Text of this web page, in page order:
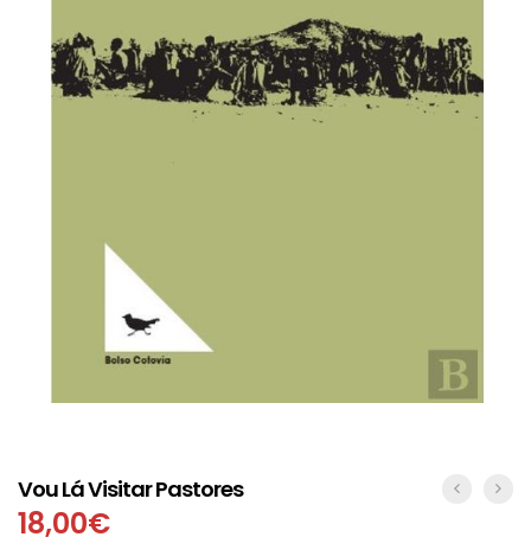
Vou Lá Visitar Pastores
18,00€